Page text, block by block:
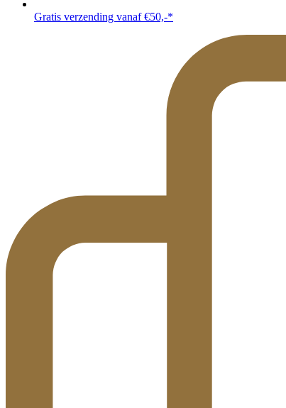
Gratis verzending vanaf €50,-*